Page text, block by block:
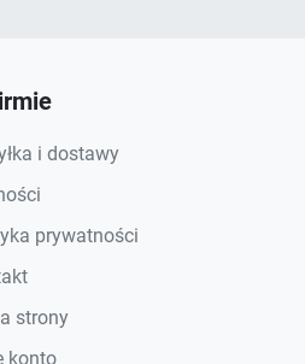
i dostawy
prywatności
strony
konto